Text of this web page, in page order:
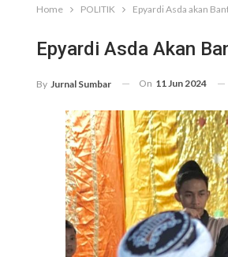
Home POLITIK Epyardi Asda akan
Epyardi Asda Akan
By Jurnal Sumbar On 11 Jun 2024